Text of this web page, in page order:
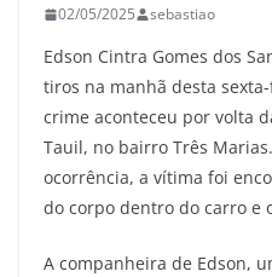
02/05/2025 sebastiao
Edson Cintra Gomes dos
tiros na manhã desta
crime aconteceu por volta
Tauil, no bairro Três
ocorrência, a vítima foi
do corpo dentro do carro e
A companheira de Edson,